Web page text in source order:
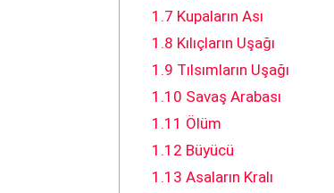
1.7 Kupaların Ası
1.8 Kılıçların Uşağı
1.9 Tılsımların Uşağı
1.10 Savaş Arabası
1.11 Ölüm
1.12 Büyücü
1.13 Asaların Kralı